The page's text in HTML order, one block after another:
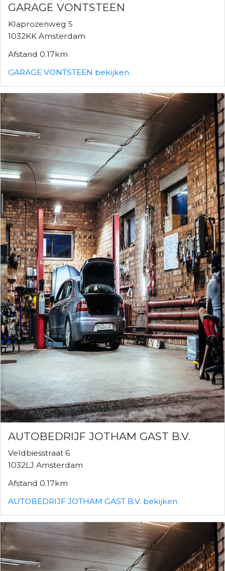
GARAGE VONTSTEEN
Klaprozenweg 5
1032KK Amsterdam
Afstand 0.17km
GARAGE VONTSTEEN bekijken
AUTOBEDRIJF JOTHAM GAST B.V.
Veldbiesstraat 6
1032LJ Amsterdam
Afstand 0.17km
AUTOBEDRIJF JOTHAM GAST B.V. bekijken